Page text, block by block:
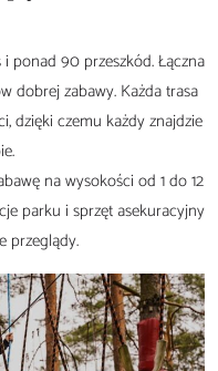
i ponad 90 przeszkód. Łączna
dobrej zabawy. Każda trasa
dzięki czemu każdy znajdzie
na wysokości od 1 do 12
parku i sprzęt asekuracyjny
przeglądy.